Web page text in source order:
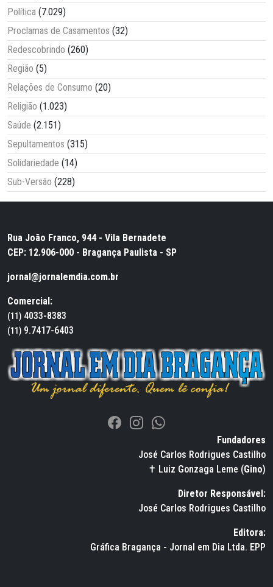
Política (7.029)
Proclamas de Casamentos (32)
Redescobrindo (260)
Região (5)
Relações de Consumo (20)
Religião (1.023)
Saúde (2.151)
Sepultamentos (315)
Solidariedade (14)
Sub-Versão (228)
Rua João Franco, 944 - Vila Bernadete
CEP: 12.906-000 - Bragança Paulista - SP
jornal@jornalemdia.com.br
Comercial:
(11) 4033-8383
(11) 9.7417-6403
Fundadores
José Carlos Rodrigues Castilho
✝ Luiz Gonzaga Leme (Gino)
Diretor Responsável:
José Carlos Rodrigues Castilho
Editora:
Gráfica Bragança - Jornal em Dia Ltda. EPP